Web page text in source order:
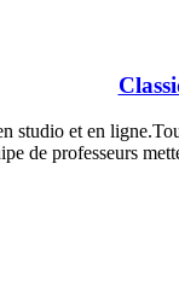
studio et en
de professeurs